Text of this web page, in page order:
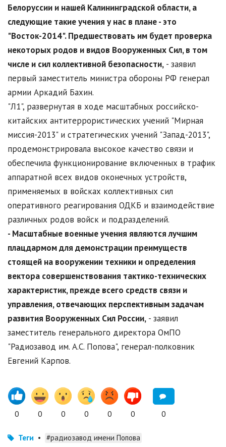
Белоруссии и нашей Калининградской области, а
следующие такие учения у нас в плане - это
"Восток-2014". Предшествовать им будет проверка
некоторых родов и видов Вооруженных Сил, в том
числе и сил коллективной безопасности, - заявил
первый заместитель министра обороны РФ генерал
армии Аркадий Бахин.
"Л1", развернутая в ходе масштабных российско-
китайских антитеррористических учений "Мирная
миссия-2013" и стратегических учений "Запад-2013",
продемонстрировала высокое качество связи и
обеспечила функционирование включенных в трафик
аппаратной всех видов оконечных устройств,
применяемых в войсках коллективных сил
оперативного реагирования ОДКБ и взаимодействие
различных родов войск и подразделений.
- Масштабные военные учения являются лучшим
плацдармом для демонстрации преимуществ
стоящей на вооружении техники и определения
вектора совершенствования тактико-технических
характеристик, прежде всего средств связи и
управления, отвечающих перспективным задачам
развития Вооруженных Сил России, - заявил
заместитель генерального директора ОмПО
"Радиозавод им. А.С. Попова", генерал-полковник
Евгений Карпов.
0 0 0 0 0 0 0
Теги • #радиозавод имени Попова